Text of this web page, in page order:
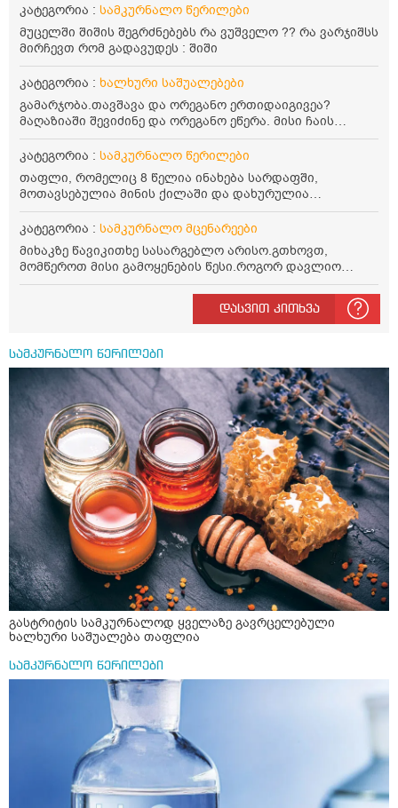
კატეგორია : სამკურნალო წერილები
მუცელში შიშის შეგრძნებებს რა ვუშველო ?? რა ვარჯიშსს
მირჩევთ რომ გადავუდეს : შიში
კატეგორია : ხალხური საშუალებები
გამარჯობა.თავშავა და ორეგანო ერთიდაიგივეა?
მაღაზიაში შევიძინე და ორეგანო ეწერა. მისი ჩაის
დალევის წესი მაინტერესებს.რისთვის არის კარგი?
წავიკითხე რომ: 1 ჭიქა თბილ წყალში ჩავყაროთ 1 ჩაის
კოვზი დაქუცმაცებული და გამხმარი ორეგანო და
გავაჩეროთ 10-15 წუთი, მივიღოთო ჭამიდან 1-2 საათში.
მიზანი: ანტიოქსიდანტური და ანთების საწინააღმდეგო
თვისება. სწორია ეს ინფორმაცია? უკუჩვენება რა აქვს
და ბრონქულ ასთმას თუ შველის ორეგანოს ჩაი?
კატეგორია : სამკურნალო წერილები
თაფლი, რომელიც 8 წელია ინახება სარდაფში,
მოთავსებულია მინის ქილაში და დახურულია
პლასტმასის სახურავით. ექნება თუ არა შენარჩუნებული
სასარგებლო თვისებები და შეიძლება თუ არა მისი
მირთმევა? გმადლობთ.
კატეგორია : სამკურნალო მცენარეები
მიხაკზე წავიკითხე სასარგებლო არისო.გთხოვთ,
მომწეროთ მისი გამოყენების წესი.როგორ დავლიო
მიხაკის ჩაი. ასევე მაინტერესებს ლეიკოციტები მაქვს
ოდნავ დაბალი და წავიკითხე ლეიკოციტების დონეს
დასვით კითხვა
სამკურნალო წერილები
გასტრიტის სამკურნალოდ ყველაზე გავრცელებული
ხალხური საშუალება თაფლია
სამკურნალო წერილები